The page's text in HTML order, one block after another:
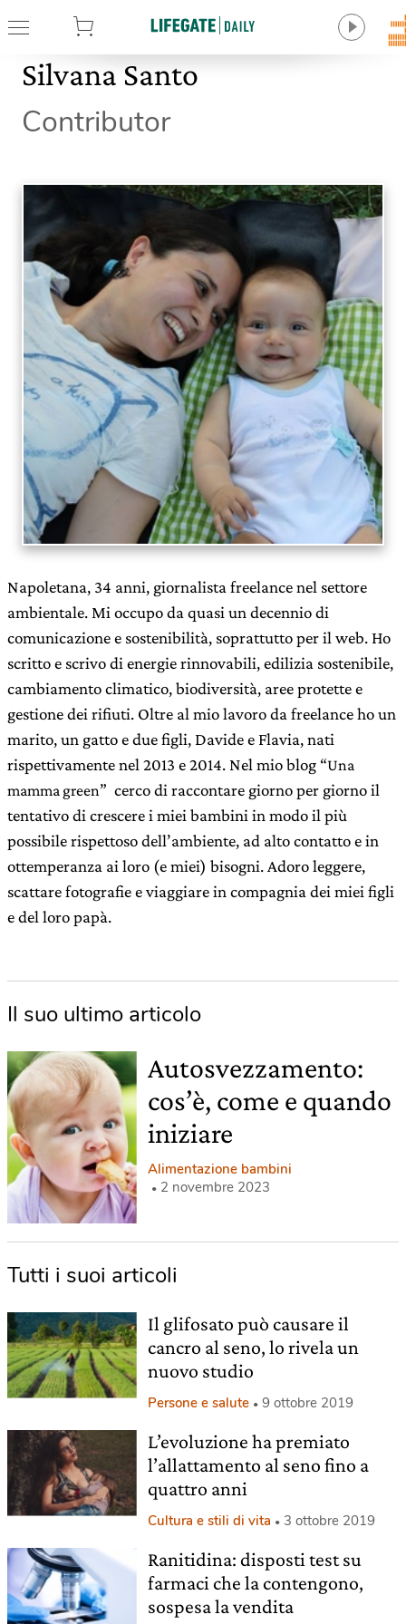
Silvana Santo
Contributor
Napoletana, 34 anni, giornalista freelance nel settore
ambientale. Mi occupo da quasi un decennio di
comunicazione e sostenibilità, soprattutto per il web. Ho
scritto e scrivo di energie rinnovabili, edilizia sostenibile,
cambiamento climatico, biodiversità, aree protette e
gestione dei rifiuti. Oltre al mio lavoro da freelance ho un
marito, un gatto e due figli, Davide e Flavia, nati
rispettivamente nel 2013 e 2014. Nel mio blog “Una
mamma green” cerco di raccontare giorno per giorno il
tentativo di crescere i miei bambini in modo il più
possibile rispettoso dell’ambiente, ad alto contatto e in
ottemperanza ai loro (e miei) bisogni. Adoro leggere,
scattare fotografie e viaggiare in compagnia dei miei figli
e del loro papà.
Il suo ultimo articolo
Autosvezzamento:
cos’è, come e quando
iniziare
Alimentazione bambini
2 novembre 2023
Tutti i suoi articoli
Il glifosato può causare il
cancro al seno, lo rivela un
nuovo studio
Persone e salute 9 ottobre 2019
L’evoluzione ha premiato
l’allattamento al seno fino a
quattro anni
Cultura e stili di vita 3 ottobre 2019
Ranitidina: disposti test su
farmaci che la contengono,
sospesa la vendita